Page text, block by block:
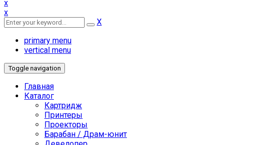
x
x
X
primary menu
vertical menu
Toggle navigation
Главная
Каталог
Картридж
Принтеры
Проекторы
Барабан / Драм-юнит